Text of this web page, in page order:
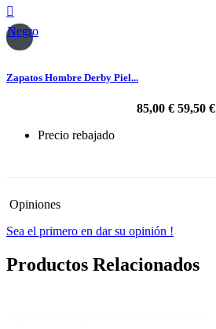

Negro
Zapatos Hombre Derby Piel...
85,00 € 59,50 €
Precio rebajado
Opiniones
Sea el primero en dar su opinión !
Productos Relacionados